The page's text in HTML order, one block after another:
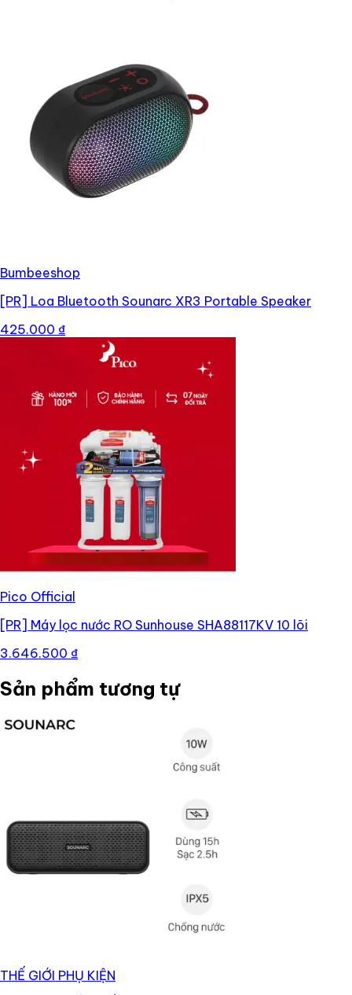
Bumbeeshop
[PR] Loa Bluetooth Sounarc XR3 Portable Speaker
425.000 ₫
Pico Official
[PR] Máy lọc nước RO Sunhouse SHA88117KV 10 lõi
3.646.500 ₫
Sản phẩm tương tự
THẾ GIỚI PHỤ KIỆN